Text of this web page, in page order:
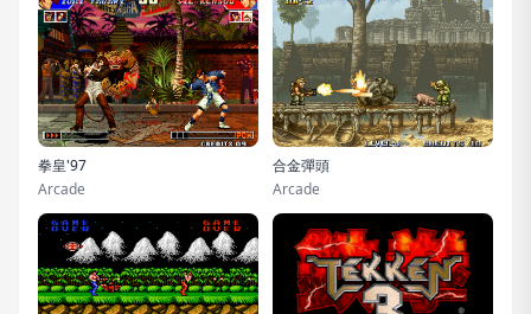
拳皇'97
Arcade
合金彈頭
Arcade